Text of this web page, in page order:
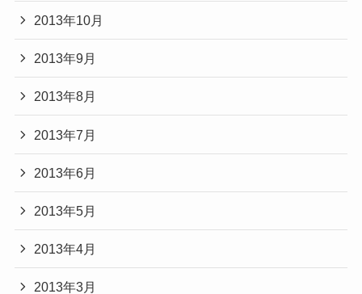
2013年10月
2013年9月
2013年8月
2013年7月
2013年6月
2013年5月
2013年4月
2013年3月